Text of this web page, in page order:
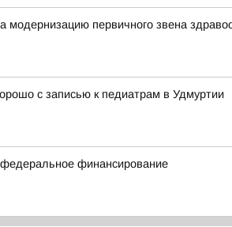
первичного звена
с записью к педиатрам в Удмуртии
финансирование